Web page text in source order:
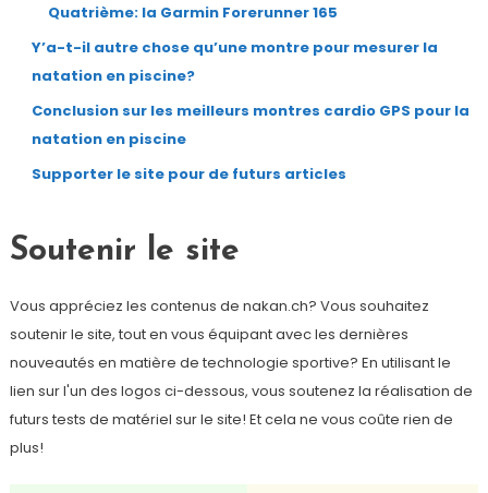
Quatrième: la Garmin Forerunner 165
Y’a-t-il autre chose qu’une montre pour mesurer la
natation en piscine?
Conclusion sur les meilleurs montres cardio GPS pour la
natation en piscine
Supporter le site pour de futurs articles
Soutenir le site
Vous appréciez les contenus de nakan.ch? Vous souhaitez
soutenir le site, tout en vous équipant avec les dernières
nouveautés en matière de technologie sportive? En utilisant le
lien sur l'un des logos ci-dessous, vous soutenez la réalisation de
futurs tests de matériel sur le site! Et cela ne vous coûte rien de
plus!